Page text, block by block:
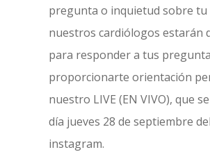
pregunta o inquietud sobre tu
nuestros cardiólogos estarán
para responder a tus
proporcionarte orientación
nuestro LIVE (EN VIVO), que
día jueves 28 de septiembre
instagram.